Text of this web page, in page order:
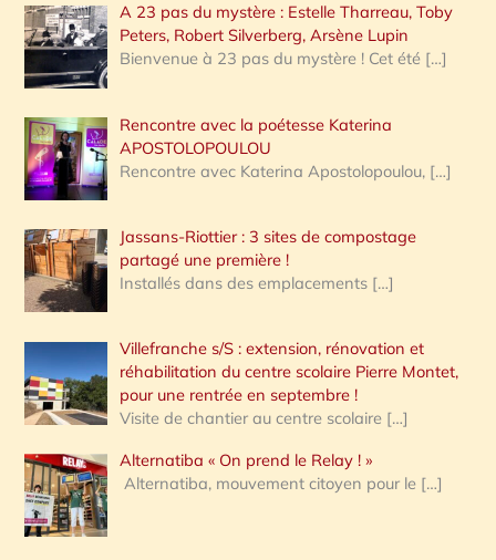
A 23 pas du mystère : Estelle Tharreau, Toby
Peters, Robert Silverberg, Arsène Lupin
Bienvenue à 23 pas du mystère ! Cet été […]
Rencontre avec la poétesse Katerina
APOSTOLOPOULOU
Rencontre avec Katerina Apostolopoulou, […]
Jassans-Riottier : 3 sites de compostage
partagé une première !
Installés dans des emplacements […]
Villefranche s/S : extension, rénovation et
réhabilitation du centre scolaire Pierre Montet,
pour une rentrée en septembre !
Visite de chantier au centre scolaire […]
Alternatiba « On prend le Relay ! »
Alternatiba, mouvement citoyen pour le […]